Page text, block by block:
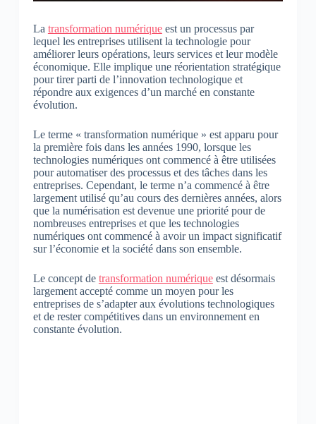
La transformation numériqueest un processus par
lequel les entreprises utilisent la technologie pour
améliorer leurs opérations, leurs services et leur modèle
économique. Elle implique une réorientation stratégique
pour tirer parti de l’innovation technologique et
répondre aux exigences d’un marché en constante
évolution.
Le terme « transformation numérique » est apparu pour
la première fois dans les années 1990, lorsque les
technologies numériques ont commencé à être utilisées
pour automatiser des processus et des tâches dans les
entreprises. Cependant, le terme n’a commencé à être
largement utilisé qu’au cours des dernières années, alors
que la numérisation est devenue une priorité pour de
nombreuses entreprises et que les technologies
numériques ont commencé à avoir un impact significatif
sur l’économie et la société dans son ensemble.
Le concept de transformation numériqueest désormais
largement accepté comme un moyen pour les
entreprises de s’adapter aux évolutions technologiques
et de rester compétitives dans un environnement en
constante évolution.